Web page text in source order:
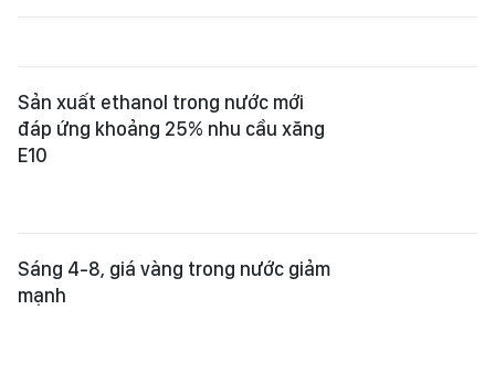
Sản xuất ethanol trong nước mới
đáp ứng khoảng 25% nhu cầu xăng
E10
Sáng 4-8, giá vàng trong nước giảm
mạnh